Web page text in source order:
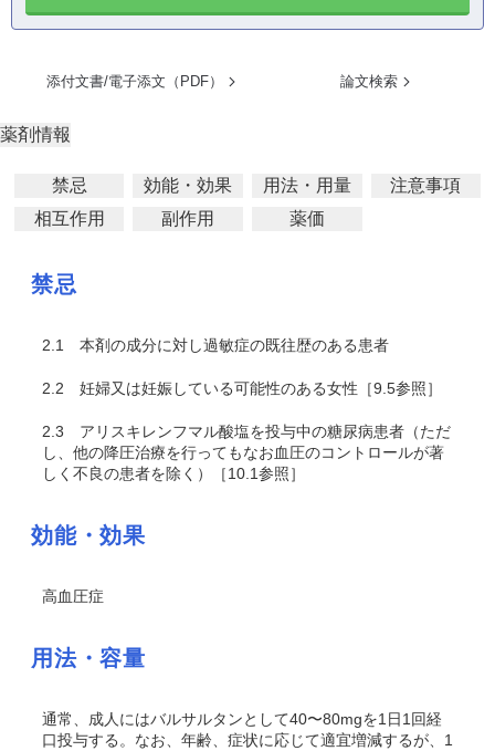
添付文書/電子添文（PDF） 論文検索
薬剤情報
禁忌 効能・効果 用法・用量
注意事項
相互作用
副作用 薬価
禁忌
2.1 本剤の成分に対し過敏症の既往歴のある患者
2.2 妊婦又は妊娠している可能性のある女性［9.5参照］
2.3 アリスキレンフマル酸塩を投与中の糖尿病患者（ただ
し、他の降圧治療を行ってもなお血圧のコントロールが著
しく不良の患者を除く）［10.1参照］
効能・効果
高血圧症
用法・容量
通常、成人にはバルサルタンとして40〜80mgを1日1回経
口投与する。なお、年齢、症状に応じて適宜増減するが、1